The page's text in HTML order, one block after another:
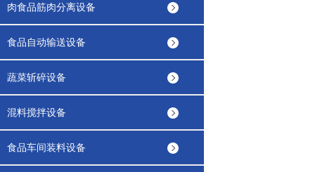
肉食品筋肉分离设备
食品自动输送设备
蔬菜斩碎设备
混料搅拌设备
食品车间装料设备